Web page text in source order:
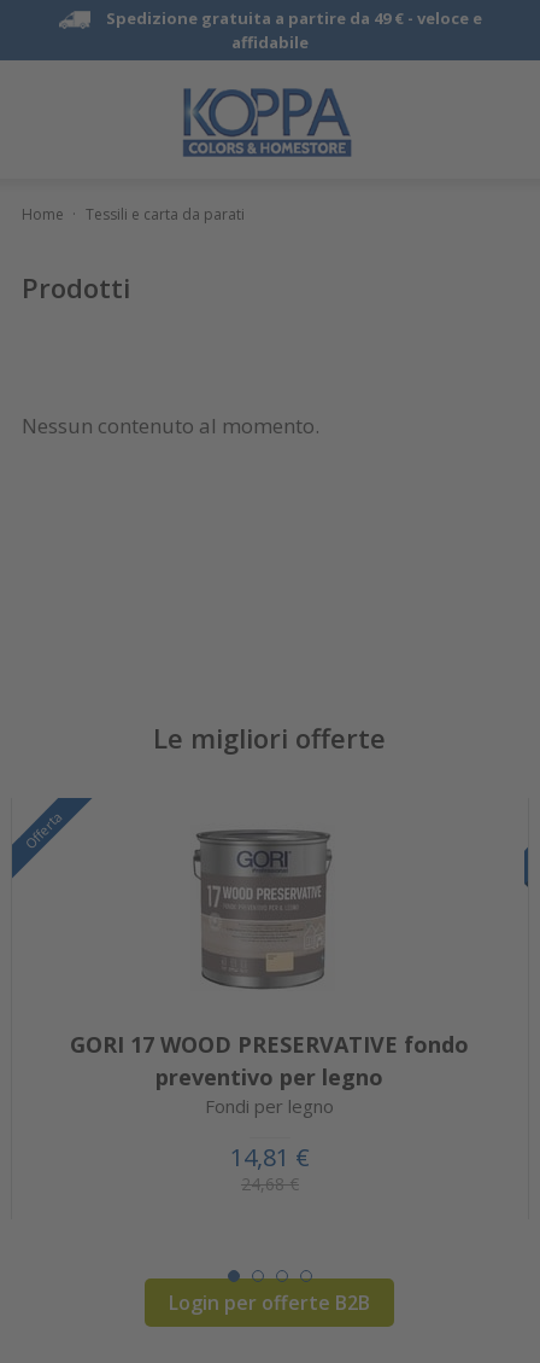
Spedizione gratuita a partire da 49 € - veloce e
affidabile
Home · Tessili e carta da parati
Prodotti
Nessun contenuto al momento.
Le migliori offerte
Offerta
GORI 17 WOOD PRESERVATIVE fondo
preventivo per legno
Fondi per legno
14,81 €
24,68 €
Login per offerte B2B